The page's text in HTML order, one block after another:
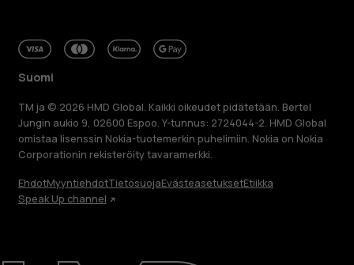
Suomi
TM ja © 2026 HMD Global. Kaikki oikeudet pidätetään. Bertel
Jungin aukio 9, 02600 Espoo. Y-tunnus: 2724044-2. HMD Global
omistaa lisenssin Nokia-tuotemerkin puhelimiin. Nokia on Nokia
Corporationin rekisteröity tavaramerkki.
EhdotMyyntiehdotTietosuojaEvästeasetuksetEtiikka
Speak Up channel